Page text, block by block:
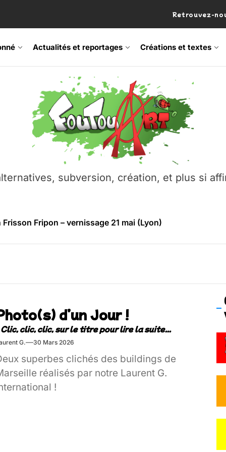
Retrouvez-
Actualités et reportages Créations et textes
subversion, création, et plus si
Fripon – vernissage 21 mai (Lyon)
Festival – Samedi 18 juillet (Vaulx-en-Velin)
– Ŝtono, un livre réalisé par Michaël Moretti & Pierre
contre l’A412 à l’Établi (Haute-Savoie)
Fripon – vernissage 21 mai (Lyon)
Festival – Samedi 18 juillet (Vaulx-en-Velin)
d’un Jour !
G. 30 Mars 2026
superbes clichés des buildings de
réalisés par notre Laurent G.
!